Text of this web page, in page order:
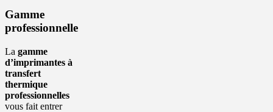
Gamme
professionnelle
La gamme
d’imprimantes à
transfert
thermique
professionnelles
vous fait entrer